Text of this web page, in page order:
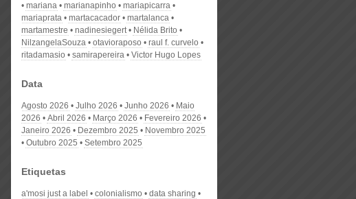
mariana
marianapinho
mariapicarra
mariaprata
martacacador
martalanca
martamestre
nadinesiegert
Nélida Brito
NilzangelaSouza
otavioraposo
raul f. curvelo
ritadamasio
samirapereira Victor Hugo Lopes
Data
Agosto 2026 Julho 2026 Junho 2026
Maio
2026
Abril 2026 Março 2026
Fevereiro 2026
Janeiro 2026
Dezembro 2025
Novembro 2025
Outubro 2025
Setembro 2025
Etiquetas
a'mosi just a label colonialismo
data sharing